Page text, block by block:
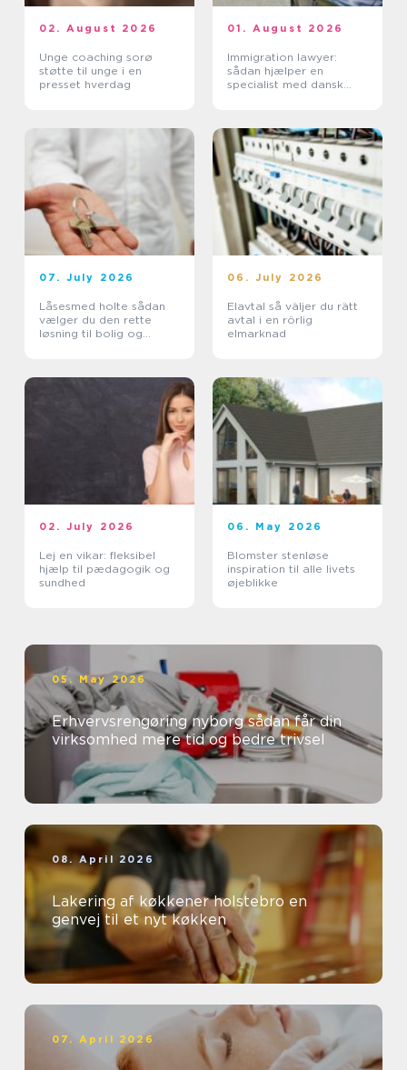
02. August 2026
Unge coaching sorø
støtte til unge i en
presset hverdag
01. August 2026
Immigration lawyer:
sådan hjælper en
specialist med dansk
07. July 2026
Låsesmed holte sådan
vælger du den rette
løsning til bolig og
06. July 2026
Elavtal så väljer du rätt
avtal i en rörlig
elmarknad
02. July 2026
Lej en vikar: fleksibel
hjælp til pædagogik og
sundhed
06. May 2026
Blomster stenløse
inspiration til alle livets
øjeblikke
05. May 2026
Erhvervsrengøring nyborg sådan får din
virksomhed mere tid og bedre trivsel
08. April 2026
Lakering af køkkener holstebro en
genvej til et nyt køkken
07. April 2026